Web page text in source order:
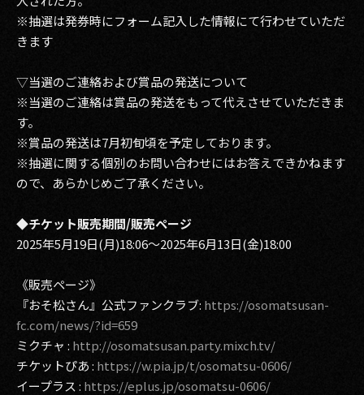
※抽選は発券時にフォーム記入した情報にて行わせていただ
きます
▽当選のご連絡および賞品の発送について
※当選のご連絡は賞品の発送をもって代えさせていただきま
す。
※賞品の発送は7月初旬頃を予定しております。
※抽選に関する個別のお問い合わせにはお答えできかねます
ので、あらかじめご了承ください。
◆チケット販売期間/販売ページ
2025年5月19日(月)18:06～2025年6月13日(金)18:00
《販売ページ》
『おそ松さん』公式ファンクラブ: https://osomatsusan-
fc.com/news/?id=659
ミクチャ : http://osomatsusan.party.mixch.tv/
チケットぴあ : https://w.pia.jp/t/osomatsu-0606/
イープラス : https://eplus.jp/osomatsu-0606/